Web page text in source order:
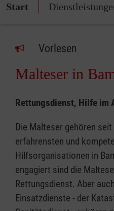
Start
Vorlesen
Malteser in
Rettungsdienst, Hilfe im
Die Malteser gehören seit
erfahrensten und
Hilfsorganisationen in
engagiert sind die
Rettungsdienst. Aber
Einsatzdienste - der